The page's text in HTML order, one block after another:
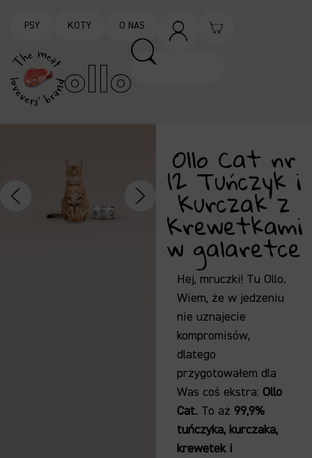
PSY KOTY O NAS
Ollo Cat nr
12 Tuńczyk i
Kurczak z
Krewetkami
w galaretce
Hej, mruczki! Tu Ollo.
Wiem, że w jedzeniu
nie uznajecie
kompromisów,
dlatego
przygotowałem dla
Was coś ekstra: Ollo
Cat. To aż 99,9%
tuńczyka, kurczaka,
krewetek i